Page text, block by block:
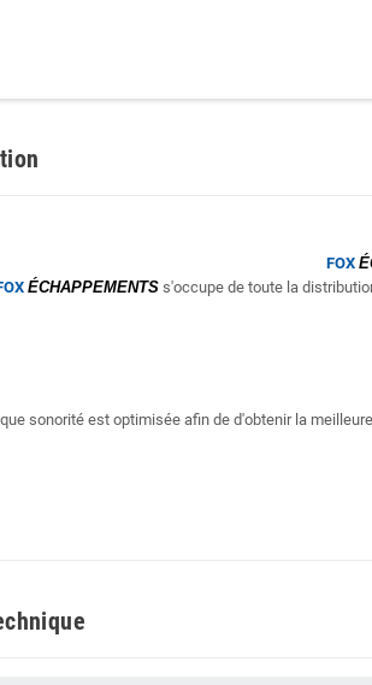
FOX
ÉCHAPPEMENTSs'occupe de toute la
sonorité est optimisée afin de d'obtenir la